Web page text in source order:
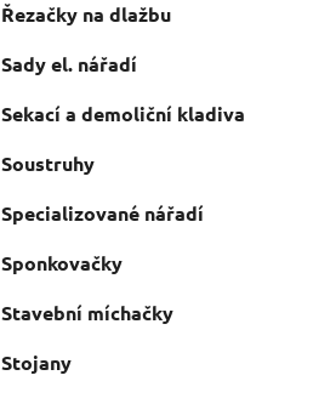
Řezačky na dlažbu
Sady el. nářadí
Sekací a demoliční kladiva
Soustruhy
Specializované nářadí
Sponkovačky
Stavební míchačky
Stojany